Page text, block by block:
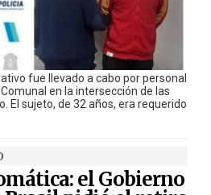
fue llevado a cabo por personal
en la intersección de las
El sujeto, de 32 años, era requerido
el Gobierno